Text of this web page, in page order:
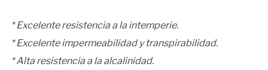
* Excelente resistencia a la intemperie.
* Excelente impermeabilidad y transpirabilidad.
* Alta resistencia a la alcalinidad.